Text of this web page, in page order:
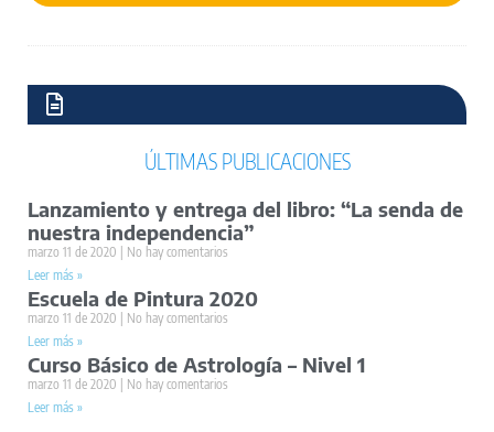
ÚLTIMAS PUBLICACIONES
Lanzamiento y entrega del libro: “La senda de
nuestra independencia”
marzo 11 de 2020
No hay comentarios
Leer más »
Escuela de Pintura 2020
marzo 11 de 2020
No hay comentarios
Leer más »
Curso Básico de Astrología – Nivel 1
marzo 11 de 2020
No hay comentarios
Leer más »